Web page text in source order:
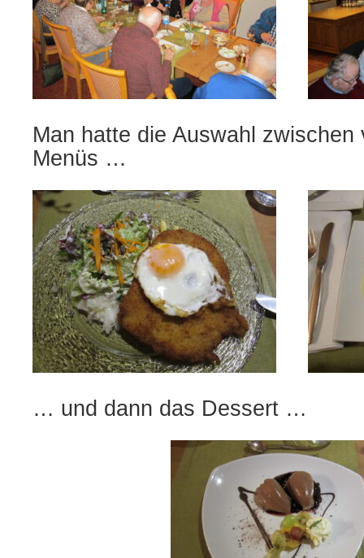
Man hatte die Auswahl zwischen
Menüs …
… und dann das Dessert …